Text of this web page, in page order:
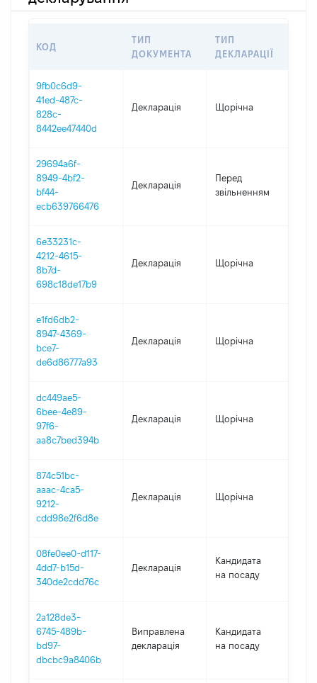
КОД
ТИП
ДОКУМЕНТА
ТИП
ДЕКЛАРАЦІЇ
9fb0c6d9-
41ed-487c-
828c-
8442ee47440d
Декларація Щорічна
29694a6f-
8949-4bf2-
bf44-
ecb639766476
Декларація
Перед
звільненням
6e33231c-
4212-4615-
8b7d-
698c18de17b9
Декларація Щорічна
e1fd6db2-
8947-4369-
bce7-
de6d86777a93
Декларація Щорічна
dc449ae5-
6bee-4e89-
97f6-
aa8c7bed394b
Декларація Щорічна
874c51bc-
aaac-4ca5-
9212-
cdd98e2f6d8e
Декларація Щорічна
08fe0ee0-d117-
4dd7-b15d-
340de2cdd76c
Декларація
Кандидата
на посаду
2a128de3-
6745-489b-
bd97-
dbcbc9a8406b
Виправлена
декларація
Кандидата
на посаду